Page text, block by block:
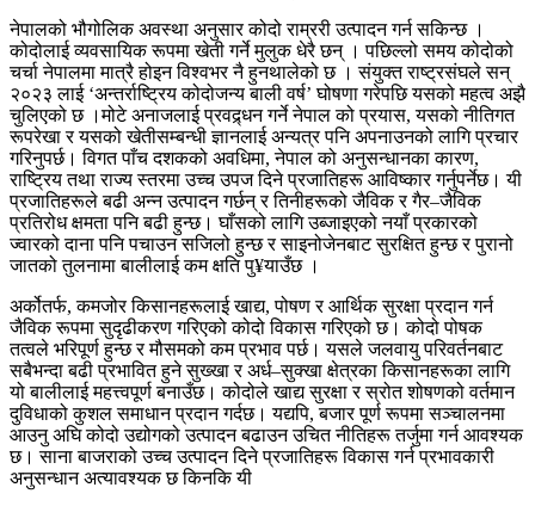
नेपालको भौगोलिक अवस्था अनुसार कोदो राम्ररी उत्पादन गर्न सकिन्छ ।
कोदोलाई व्यवसायिक रूपमा खेती गर्ने मुलुक धेरै छन् । पछिल्लो समय कोदोको
चर्चा नेपालमा मात्रै होइन विश्वभर नै हुनथालेको छ । संयुक्त राष्ट्रसंघले सन्
२०२३ लाई ‘अन्तर्राष्ट्रिय कोदोजन्य बाली वर्ष’ घोषणा गरेपछि यसको महत्व अझै
चुलिएको छ ।मोटे अनाजलाई प्रवद्र्धन गर्ने नेपाल को प्रयास, यसको नीतिगत
रूपरेखा र यसको खेतीसम्बन्धी ज्ञानलाई अन्यत्र पनि अपनाउनको लागि प्रचार
गरिनुपर्छ। विगत पाँच दशकको अवधिमा, नेपाल को अनुसन्धानका कारण,
राष्ट्रिय तथा राज्य स्तरमा उच्च उपज दिने प्रजातिहरू आविष्कार गर्नुपर्नेछ। यी
प्रजातिहरूले बढी अन्न उत्पादन गर्छन् र तिनीहरूको जैविक र गैर–जैविक
प्रतिरोध क्षमता पनि बढी हुन्छ। घाँसको लागि उब्जाइएको नयाँ प्रकारको
ज्वारको दाना पनि पचाउन सजिलो हुन्छ र साइनोजेनबाट सुरक्षित हुन्छ र पुरानो
जातको तुलनामा बालीलाई कम क्षति पु¥याउँछ ।
अर्कोतर्फ, कमजोर किसानहरूलाई खाद्य, पोषण र आर्थिक सुरक्षा प्रदान गर्न
जैविक रूपमा सुदृढीकरण गरिएको कोदो विकास गरिएको छ। कोदो पोषक
तत्वले भरिपूर्ण हुन्छ र मौसमको कम प्रभाव पर्छ। यसले जलवायु परिवर्तनबाट
सबैभन्दा बढी प्रभावित हुने सुख्खा र अर्ध–सुक्खा क्षेत्रका किसानहरूका लागि
यो बालीलाई महत्त्वपूर्ण बनाउँछ। कोदोले खाद्य सुरक्षा र स्रोत शोषणको वर्तमान
दुविधाको कुशल समाधान प्रदान गर्दछ। यद्यपि, बजार पूर्ण रूपमा सञ्चालनमा
आउनु अघि कोदो उद्योगको उत्पादन बढाउन उचित नीतिहरू तर्जुमा गर्न आवश्यक
छ। साना बाजराको उच्च उत्पादन दिने प्रजातिहरू विकास गर्न प्रभावकारी
अनुसन्धान अत्यावश्यक छ किनकि यी